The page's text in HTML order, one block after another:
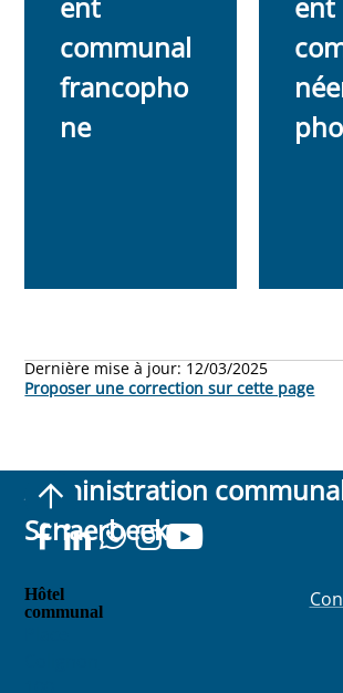
ent
communal
francopho
ne
ent
Dernière mise à jour: 12/03/2025
Proposer une correction sur cette page
Administration
Schaerbeek
Hôtel
communal